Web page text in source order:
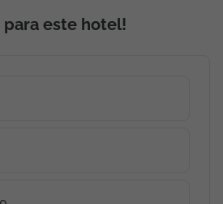
este hotel!